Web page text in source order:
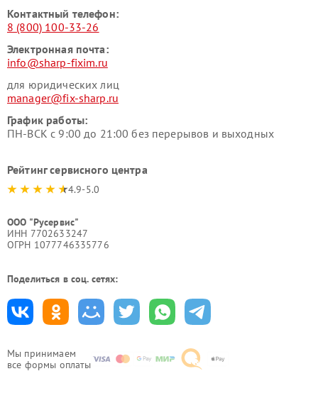
Мы принимаем
все формы оплаты
Контактный телефон:
8 (800) 100-33-26
Электронная почта:
info@sharp-fixim.ru
для юридических лиц
manager@fix-sharp.ru
График работы:
ПН-ВСК с 9:00 до 21:00 без перерывов и выходных
Рейтинг сервисного центра
4.9-5.0
ООО "Русервис"
ИНН 7702633247
ОГРН 1077746335776
Поделиться в соц. сетях: